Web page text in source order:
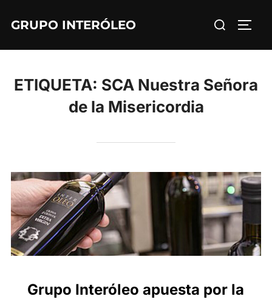
GRUPO INTERÓLEO Buscar:
ETIQUETA: SCA Nuestra Señora
de la Misericordia
Grupo Interóleo apuesta por la